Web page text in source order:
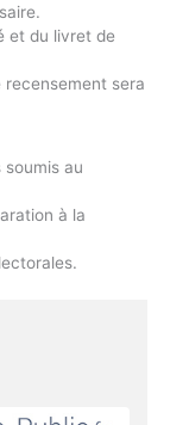
et du livret de
recensement sera
soumis au
à la